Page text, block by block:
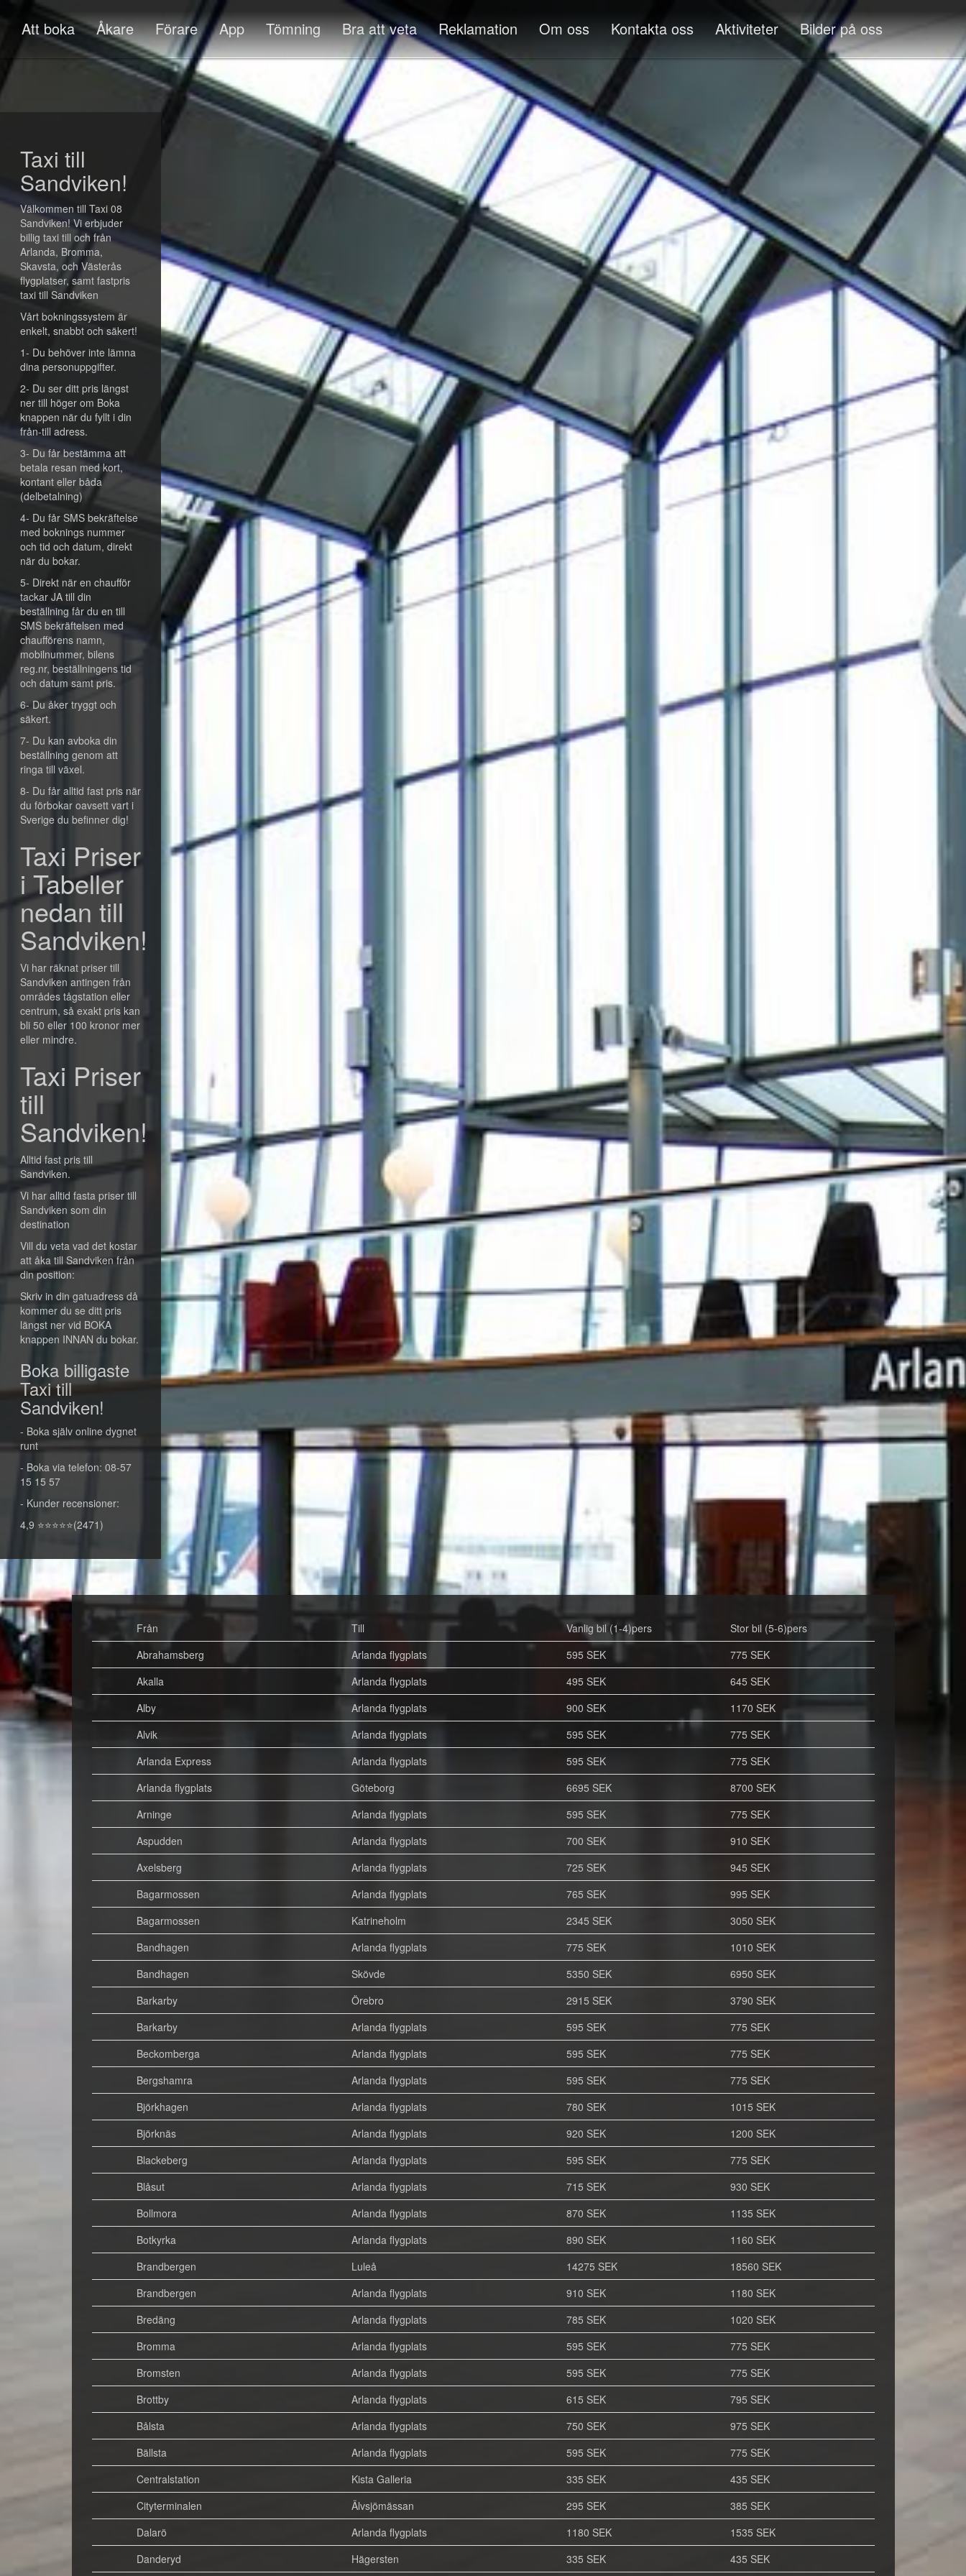
Att boka Åkare Förare App Tömning Bra att veta Reklamation Om oss Kontakta oss Aktiviteter Bilder på oss
Taxi till
Sandviken!
Välkommen till Taxi 08
Sandviken! Vi erbjuder
billig taxi till och från
Arlanda, Bromma,
Skavsta, och Västerås
flygplatser, samt fastpris
taxi till Sandviken
Vårt bokningssystem är
enkelt, snabbt och säkert!
1- Du behöver inte lämna
dina personuppgifter.
2- Du ser ditt pris längst
ner till höger om Boka
knappen när du fyllt i din
från-till adress.
3- Du får bestämma att
betala resan med kort,
kontant eller båda
(delbetalning)
4- Du får SMS bekräftelse
med boknings nummer
och tid och datum, direkt
när du bokar.
5- Direkt när en chaufför
tackar JA till din
beställning får du en till
SMS bekräftelsen med
chaufförens namn,
mobilnummer, bilens
reg.nr, beställningens tid
och datum samt pris.
6- Du åker tryggt och
säkert.
7- Du kan avboka din
beställning genom att
ringa till växel.
8- Du får alltid fast pris när
du förbokar oavsett vart i
Sverige du befinner dig!
Taxi Priser
i Tabeller
nedan till
Sandviken!
Vi har räknat priser till
Sandviken antingen från
områdes tågstation eller
centrum, så exakt pris kan
bli 50 eller 100 kronor mer
eller mindre.
Taxi Priser
till
Sandviken!
Alltid fast pris till
Sandviken.
Vi har alltid fasta priser till
Sandviken som din
destination
Vill du veta vad det kostar
att åka till Sandviken från
din position:
Skriv in din gatuadress då
kommer du se ditt pris
längst ner vid BOKA
knappen INNAN du bokar.
Boka billigaste
Taxi till
Sandviken!
- Boka själv online dygnet
runt
- Boka via telefon: 08-57
15 15 57
- Kunder recensioner:
4,9 ⭐⭐⭐⭐⭐(2471)
Från Till Vanlig bil (1-4)pers
Stor bil (5-6)pers
Abrahamsberg
Arlanda flygplats 595 SEK
775 SEK
Akalla
Arlanda flygplats 495 SEK
645 SEK
Alby
Arlanda flygplats 900 SEK
1170 SEK
Alvik
Arlanda flygplats 595 SEK
775 SEK
Arlanda Express
Arlanda flygplats 595 SEK
775 SEK
Arlanda flygplats
Göteborg 6695 SEK
8700 SEK
Arninge
Arlanda flygplats 595 SEK
775 SEK
Aspudden
Arlanda flygplats 700 SEK
910 SEK
Axelsberg
Arlanda flygplats 725 SEK
945 SEK
Bagarmossen
Arlanda flygplats 765 SEK
995 SEK
Bagarmossen
Katrineholm 2345 SEK
3050 SEK
Bandhagen
Arlanda flygplats 775 SEK
1010 SEK
Bandhagen
Skövde 5350 SEK
6950 SEK
Barkarby
Örebro 2915 SEK
3790 SEK
Barkarby
Arlanda flygplats 595 SEK
775 SEK
Beckomberga
Arlanda flygplats 595 SEK
775 SEK
Bergshamra
Arlanda flygplats 595 SEK
775 SEK
Björkhagen
Arlanda flygplats 780 SEK
1015 SEK
Björknäs
Arlanda flygplats 920 SEK
1200 SEK
Blackeberg
Arlanda flygplats 595 SEK
775 SEK
Blåsut
Arlanda flygplats 715 SEK
930 SEK
Bollmora
Arlanda flygplats 870 SEK
1135 SEK
Botkyrka
Arlanda flygplats 890 SEK
1160 SEK
Brandbergen
Luleå 14275 SEK
18560 SEK
Brandbergen
Arlanda flygplats 910 SEK
1180 SEK
Bredäng
Arlanda flygplats 785 SEK
1020 SEK
Bromma
Arlanda flygplats 595 SEK
775 SEK
Bromsten
Arlanda flygplats 595 SEK
775 SEK
Brottby
Arlanda flygplats 615 SEK
795 SEK
Bålsta
Arlanda flygplats 750 SEK
975 SEK
Bällsta
Arlanda flygplats 595 SEK
775 SEK
Centralstation
Kista Galleria 335 SEK
435 SEK
Cityterminalen
Älvsjömässan 295 SEK
385 SEK
Dalarö
Arlanda flygplats 1180 SEK
1535 SEK
Danderyd
Hägersten 335 SEK 435 SEK